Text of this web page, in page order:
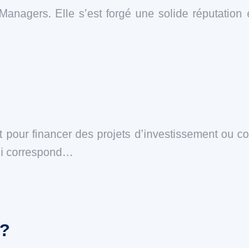
Elle s’est forgé une solide réputation
financer des projets d’investissement ou
correspond…